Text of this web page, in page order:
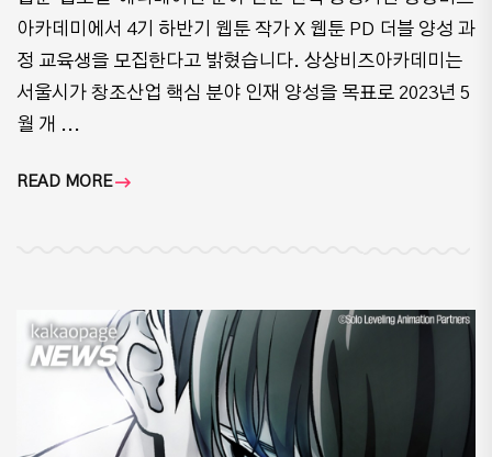
아카데미에서 4기 하반기 웹툰 작가 X 웹툰 PD 더블 양성 과
정 교육생을 모집한다고 밝혔습니다. 상상비즈아카데미는
서울시가 창조산업 핵심 분야 인재 양성을 목표로 2023년 5
월 개 ...
READ MORE